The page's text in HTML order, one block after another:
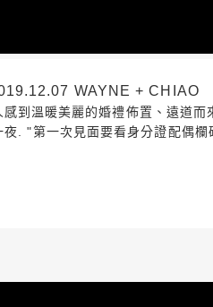
WAYNE + CHIAO
到溫暖美麗的婚禮佈置、遠道
. "第一次見面要看身分證配偶